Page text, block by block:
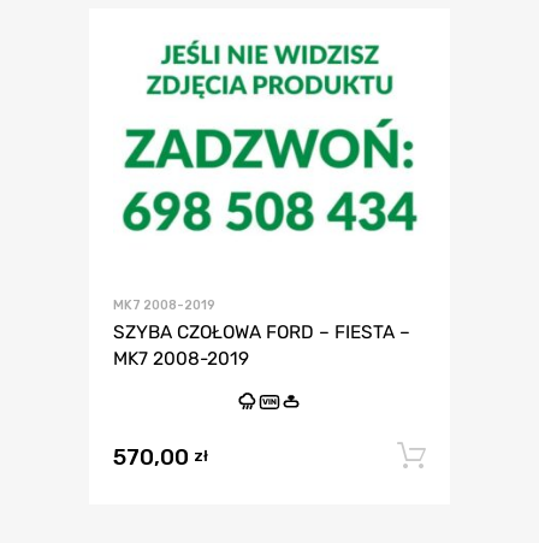
MK7 2008-2019
SZYBA CZOŁOWA FORD – FIESTA –
MK7 2008-2019
VIN
570,00 zł